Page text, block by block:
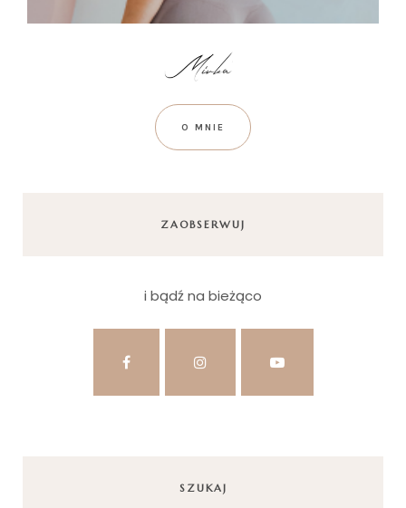
O MNIE
ZAOBSERWUJ
i bądź na bieżąco
SZUKAJ